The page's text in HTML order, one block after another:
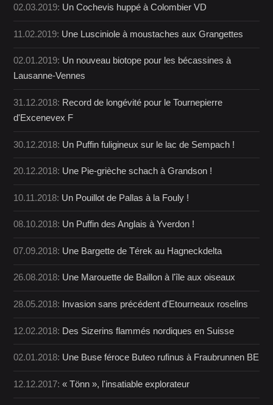
02.03.2019: Un Cochevis huppé à Colombier VD
11.02.2019: Une Lusciniole à moustaches aux Grangettes
02.01.2019: Un nouveau biotope pour les bécassines à
Lausanne-Vennes
31.12.2018: Record de longévité pour le Tournepierre
d'Excenevex F
30.12.2018: Un Puffin fuligineux sur le lac de Sempach !
20.12.2018: Une Pie-grièche schach à Grandson !
10.11.2018: Un Pouillot de Pallas à la Fouly !
08.10.2018: Un Puffin des Anglais à Yverdon !
07.09.2018: Une Bargette de Térek au Hagneckdelta
26.08.2018: Une Marouette de Baillon à l'île aux oiseaux
28.05.2018: Invasion sans précédent d'Etourneaux roselins
12.02.2018: Des Sizerins flammés nordiques en Suisse
02.01.2018: Une Buse féroce Buteo rufinus à Fraubrunnen BE
12.12.2017:« Tönn », l'insatiable explorateur